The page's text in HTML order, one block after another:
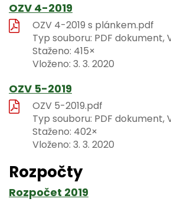
OZV 4-2019
OZV 4-2019 s plánkem.pdf
Typ souboru: PDF dokument,
Staženo: 415×
Vloženo: 3. 3. 2020
OZV 5-2019
OZV 5-2019.pdf
Typ souboru: PDF dokument,
Staženo: 402×
Vloženo: 3. 3. 2020
Rozpočty
Rozpočet 2019